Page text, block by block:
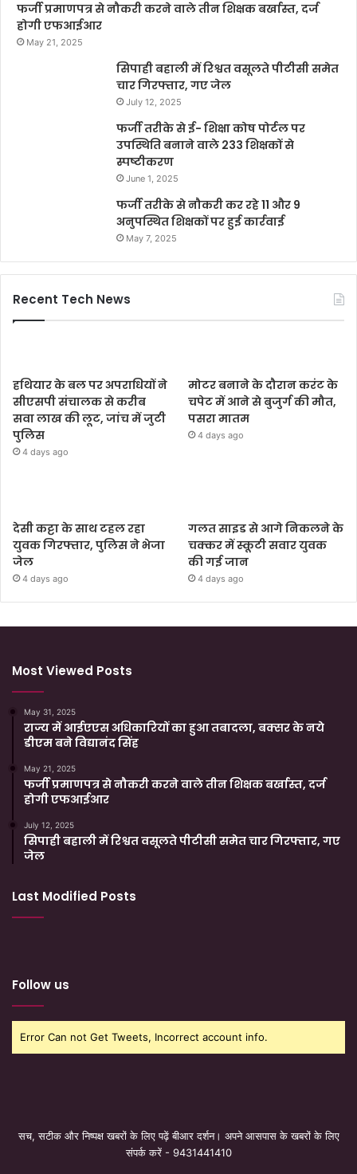
फर्जी प्रमाणपत्र से नौकरी करने वाले तीन शिक्षक बर्खास्त, दर्ज
होगी एफआईआर
May 21, 2025
सिपाही बहाली में रिश्वत वसूलते पीटीसी समेत
चार गिरफ्तार, गए जेल
July 12, 2025
फर्जी तरीके से ई- शिक्षा कोष पोर्टल पर
उपस्थिति बनाने वाले 233 शिक्षकों से
स्पष्टीकरण
June 1, 2025
फर्जी तरीके से नौकरी कर रहे 11 और 9
अनुपस्थित शिक्षकों पर हुई कार्रवाई
May 7, 2025
Recent Tech News
हथियार के बल पर अपराधियों ने
सीएसपी संचालक से करीब
सवा लाख की लूट, जांच में जुटी
पुलिस
4 days ago
मोटर बनाने के दौरान करंट के
चपेट में आने से बुजुर्ग की मौत,
पसरा मातम
4 days ago
देसी कट्टा के साथ टहल रहा
युवक गिरफ्तार, पुलिस ने भेजा
जेल
4 days ago
गलत साइड से आगे निकलने के
चक्कर में स्कूटी सवार युवक
की गई जान
4 days ago
Most Viewed Posts
May 31, 2025
राज्य में आईएएस अधिकारियों का हुआ तबादला, बक्सर के नये
डीएम बने विद्यानंद सिंह
May 21, 2025
फर्जी प्रमाणपत्र से नौकरी करने वाले तीन शिक्षक बर्खास्त, दर्ज
होगी एफआईआर
July 12, 2025
सिपाही बहाली में रिश्वत वसूलते पीटीसी समेत चार गिरफ्तार, गए
जेल
Last Modified Posts
Follow us
Error Can not Get Tweets, Incorrect account info.
सच, सटीक और निष्पक्ष खबरों के लिए पढ़ें बीआर दर्शन। अपने आसपास के खबरों के लिए
संपर्क करें - 9431441410